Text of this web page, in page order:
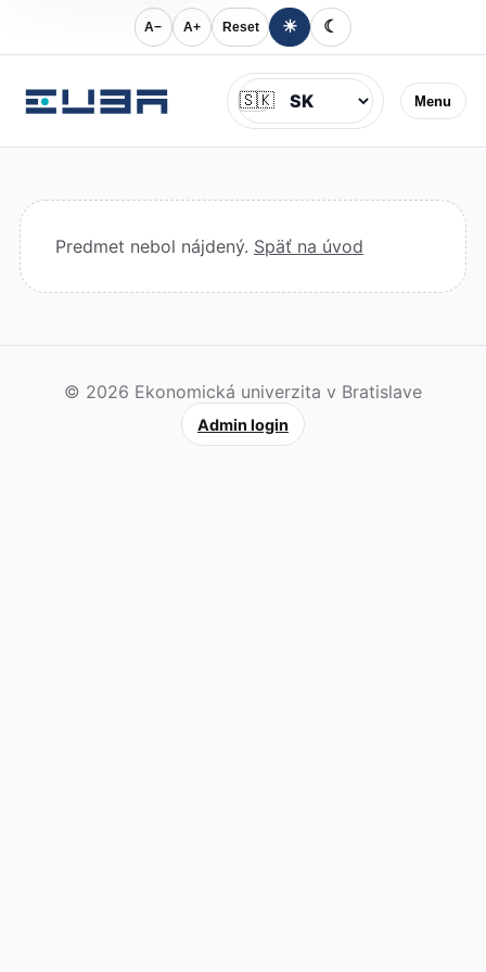
A− A+ Reset ☀ ☾
Menu
Jazyk
🇸🇰
Predmet nebol nájdený. Späť na úvod
© 2026 Ekonomická univerzita v Bratislave
Admin login